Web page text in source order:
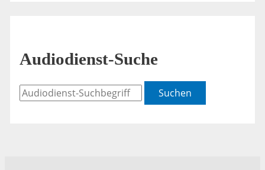
Audiodienst-Suche
Suchen